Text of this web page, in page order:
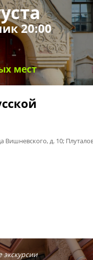
20:00
мест
Вишневского, д. 10;
экскурсии